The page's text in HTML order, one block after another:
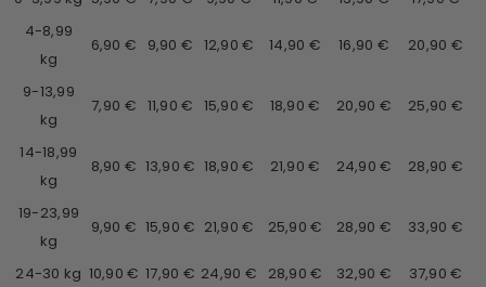
4-8,99
kg
6,90 € 9,90 € 12,90 € 14,90 € 16,90 € 20,90 €
9-13,99
kg
7,90 € 11,90 € 15,90 € 18,90 € 20,90 € 25,90 €
14-18,99
kg
8,90 € 13,90 € 18,90 € 21,90 € 24,90 € 28,90 €
19-23,99
kg
9,90 € 15,90 € 21,90 € 25,90 € 28,90 € 33,90 €
24-30 kg 10,90 € 17,90 € 24,90 € 28,90 € 32,90 € 37,90 €